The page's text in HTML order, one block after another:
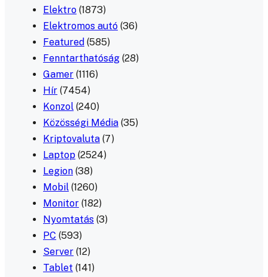
Elektro (1873)
Elektromos autó (36)
Featured (585)
Fenntarthatóság (28)
Gamer (1116)
Hír (7454)
Konzol (240)
Közösségi Média (35)
Kriptovaluta (7)
Laptop (2524)
Legion (38)
Mobil (1260)
Monitor (182)
Nyomtatás (3)
PC (593)
Server (12)
Tablet (141)